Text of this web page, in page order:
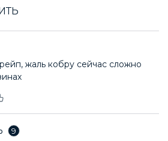
жаль кобру сейчас сложно
9